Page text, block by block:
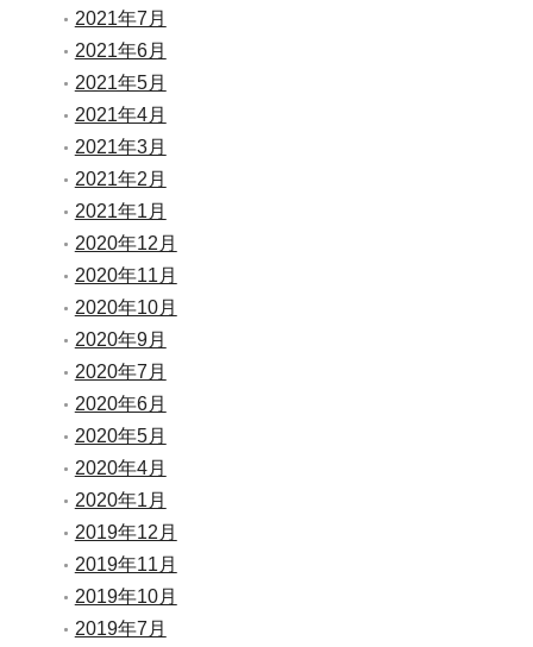
2021年7月
2021年6月
2021年5月
2021年4月
2021年3月
2021年2月
2021年1月
2020年12月
2020年11月
2020年10月
2020年9月
2020年7月
2020年6月
2020年5月
2020年4月
2020年1月
2019年12月
2019年11月
2019年10月
2019年7月